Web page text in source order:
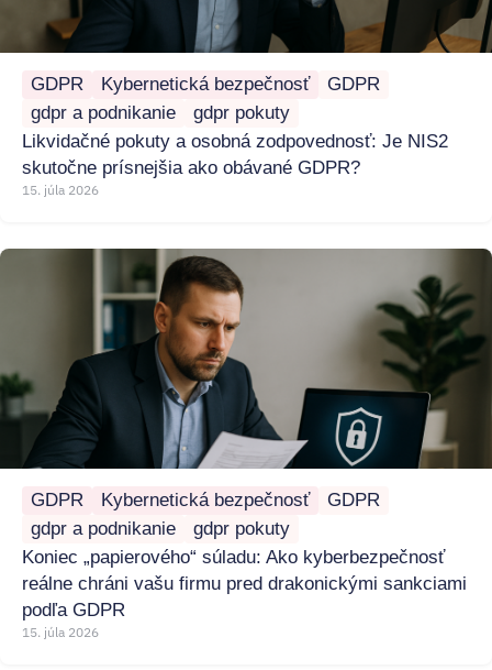
GDPR Kybernetická bezpečnosť
GDPR
gdpr a podnikanie
gdpr pokuty
Likvidačné pokuty a osobná zodpovednosť: Je NIS2
skutočne prísnejšia ako obávané GDPR?
15. júla 2026
GDPR Kybernetická bezpečnosť
GDPR
gdpr a podnikanie
gdpr pokuty
Koniec „papierového“ súladu: Ako kyberbezpečnosť
reálne chráni vašu firmu pred drakonickými sankciami
podľa GDPR
15. júla 2026